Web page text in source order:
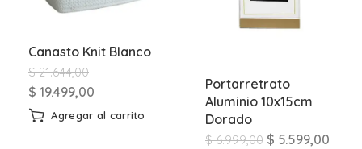
Canasto Knit Blanco
$21.644,00
$ 19.499,00
Agregar al carrito
Portarretrato
Aluminio 10x15cm
Dorado
$6.999,00 $ 5.599,00